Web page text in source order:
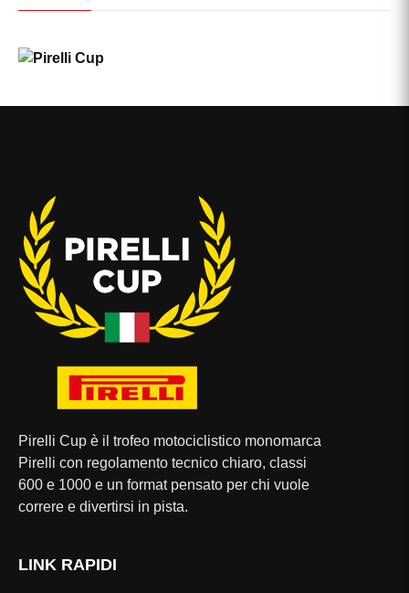
Pirelli Cup è il trofeo motociclistico monomarca
Pirelli con regolamento tecnico chiaro, classi
600 e 1000 e un format pensato per chi vuole
correre e divertirsi in pista.
LINK RAPIDI